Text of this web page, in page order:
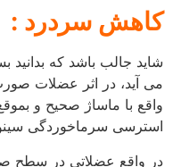
کاهش سردرد :
شاید جالب باشد که بدانید
می آید، در اثر عضلات صورت
واقع با ماساژ صحیح و
استرسی سرماخوردگی
در واقع عضلاتی در سطح